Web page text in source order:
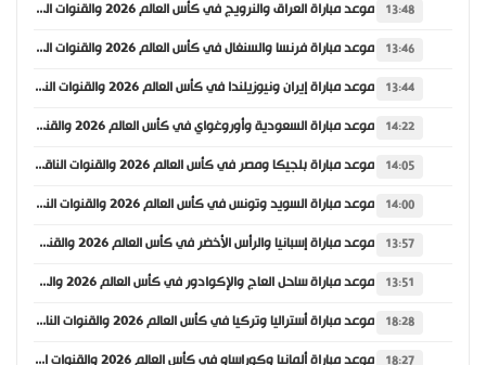
13:48 موعد مباراة العراق والنرويج في كأس العالم 2026 والقنوات الناقلة
13:46 موعد مباراة فرنسا والسنغال في كأس العالم 2026 والقنوات الناقلة
13:44 موعد مباراة إيران ونيوزيلندا في كأس العالم 2026 والقنوات الناقلة
14:22 موعد مباراة السعودية وأوروغواي في كأس العالم 2026 والقنوات الناقلة
14:05 موعد مباراة بلجيكا ومصر في كأس العالم 2026 والقنوات الناقلة
14:00 موعد مباراة السويد وتونس في كأس العالم 2026 والقنوات الناقلة
13:57 موعد مباراة إسبانيا والرأس الأخضر في كأس العالم 2026 والقنوات الناقلة
13:51 موعد مباراة ساحل العاج والإكوادور في كأس العالم 2026 والقنوات الناقلة
18:28 موعد مباراة أستراليا وتركيا في كأس العالم 2026 والقنوات الناقلة